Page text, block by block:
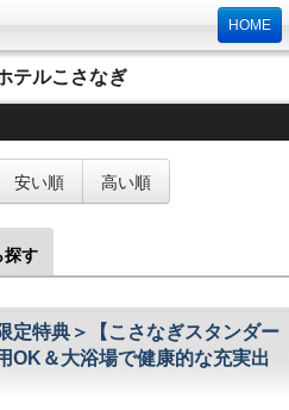
HOME
テルこさなぎ
安い順 高い順
探す
定特典＞【こさなぎスタンダー
OK＆大浴場で健康的な充実出